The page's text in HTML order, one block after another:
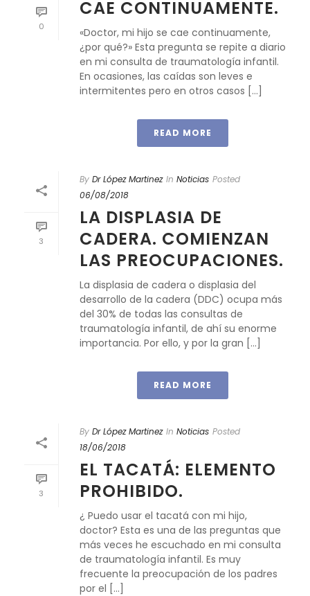
0
CAE CONTINUAMENTE.
«Doctor, mi hijo se cae continuamente,
¿por qué?» Esta pregunta se repite a diario
en mi consulta de traumatología infantil.
En ocasiones, las caídas son leves e
intermitentes pero en otros casos [...]
READ MORE
3
By Dr López Martinez In Noticias Posted
06/08/2018
LA DISPLASIA DE
CADERA. COMIENZAN
LAS PREOCUPACIONES.
La displasia de cadera o displasia del
desarrollo de la cadera (DDC) ocupa más
del 30% de todas las consultas de
traumatología infantil, de ahí su enorme
importancia. Por ello, y por la gran [...]
READ MORE
3
By Dr López Martinez In Noticias Posted
18/06/2018
EL TACATÁ: ELEMENTO
PROHIBIDO.
¿ Puedo usar el tacatá con mi hijo,
doctor? Esta es una de las preguntas que
más veces he escuchado en mi consulta
de traumatología infantil. Es muy
frecuente la preocupación de los padres
por el [...]